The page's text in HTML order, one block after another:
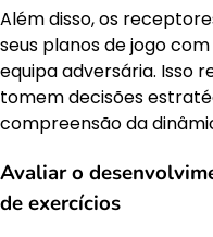
Além disso, os
seus planos de jogo
equipa adversária. Isso
tomem decisões
compreensão da
Avaliar o
de exercícios